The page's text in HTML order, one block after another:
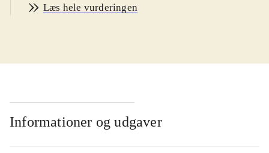
boligen, 2003. Ifølge forfatteren har
børnene til ro og selvtillid og til at
øvelserne bygger på dyrs bevægelser
til at komme i kontakt med naturen.
Efter en indledende tekst om yoga -
hatha yoga - følger en lang række
Læs hele vurderingen
Informationer og udgaver